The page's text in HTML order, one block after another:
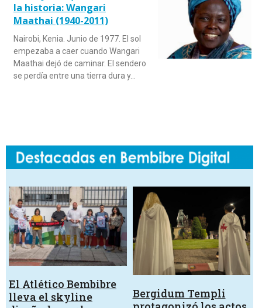
la historia: Wangari
Maathai (1940-2011)
Nairobi, Kenia. Junio de 1977. El sol
empezaba a caer cuando Wangari
Maathai dejó de caminar. El sendero
se perdía entre una tierra dura y…
El Atlético Bembibre
lleva el skyline
Bergidum Templi